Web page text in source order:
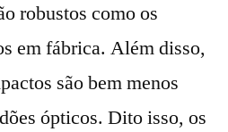
robustos como os
em fábrica. Além disso,
são bem menos
ópticos. Dito isso, os